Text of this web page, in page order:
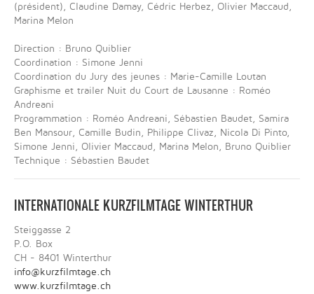
(président), Claudine Damay, Cédric Herbez, Olivier Maccaud,
Marina Melon
Direction : Bruno Quiblier
Coordination : Simone Jenni
Coordination du Jury des jeunes : Marie-Camille Loutan
Graphisme et trailer Nuit du Court de Lausanne : Roméo
Andreani
Programmation : Roméo Andreani, Sébastien Baudet, Samira
Ben Mansour, Camille Budin, Philippe Clivaz, Nicola Di Pinto,
Simone Jenni, Olivier Maccaud, Marina Melon, Bruno Quiblier
Technique : Sébastien Baudet
INTERNATIONALE KURZFILMTAGE WINTERTHUR
Steiggasse 2
P.O. Box
CH - 8401 Winterthur
info@kurzfilmtage.ch
www.kurzfilmtage.ch